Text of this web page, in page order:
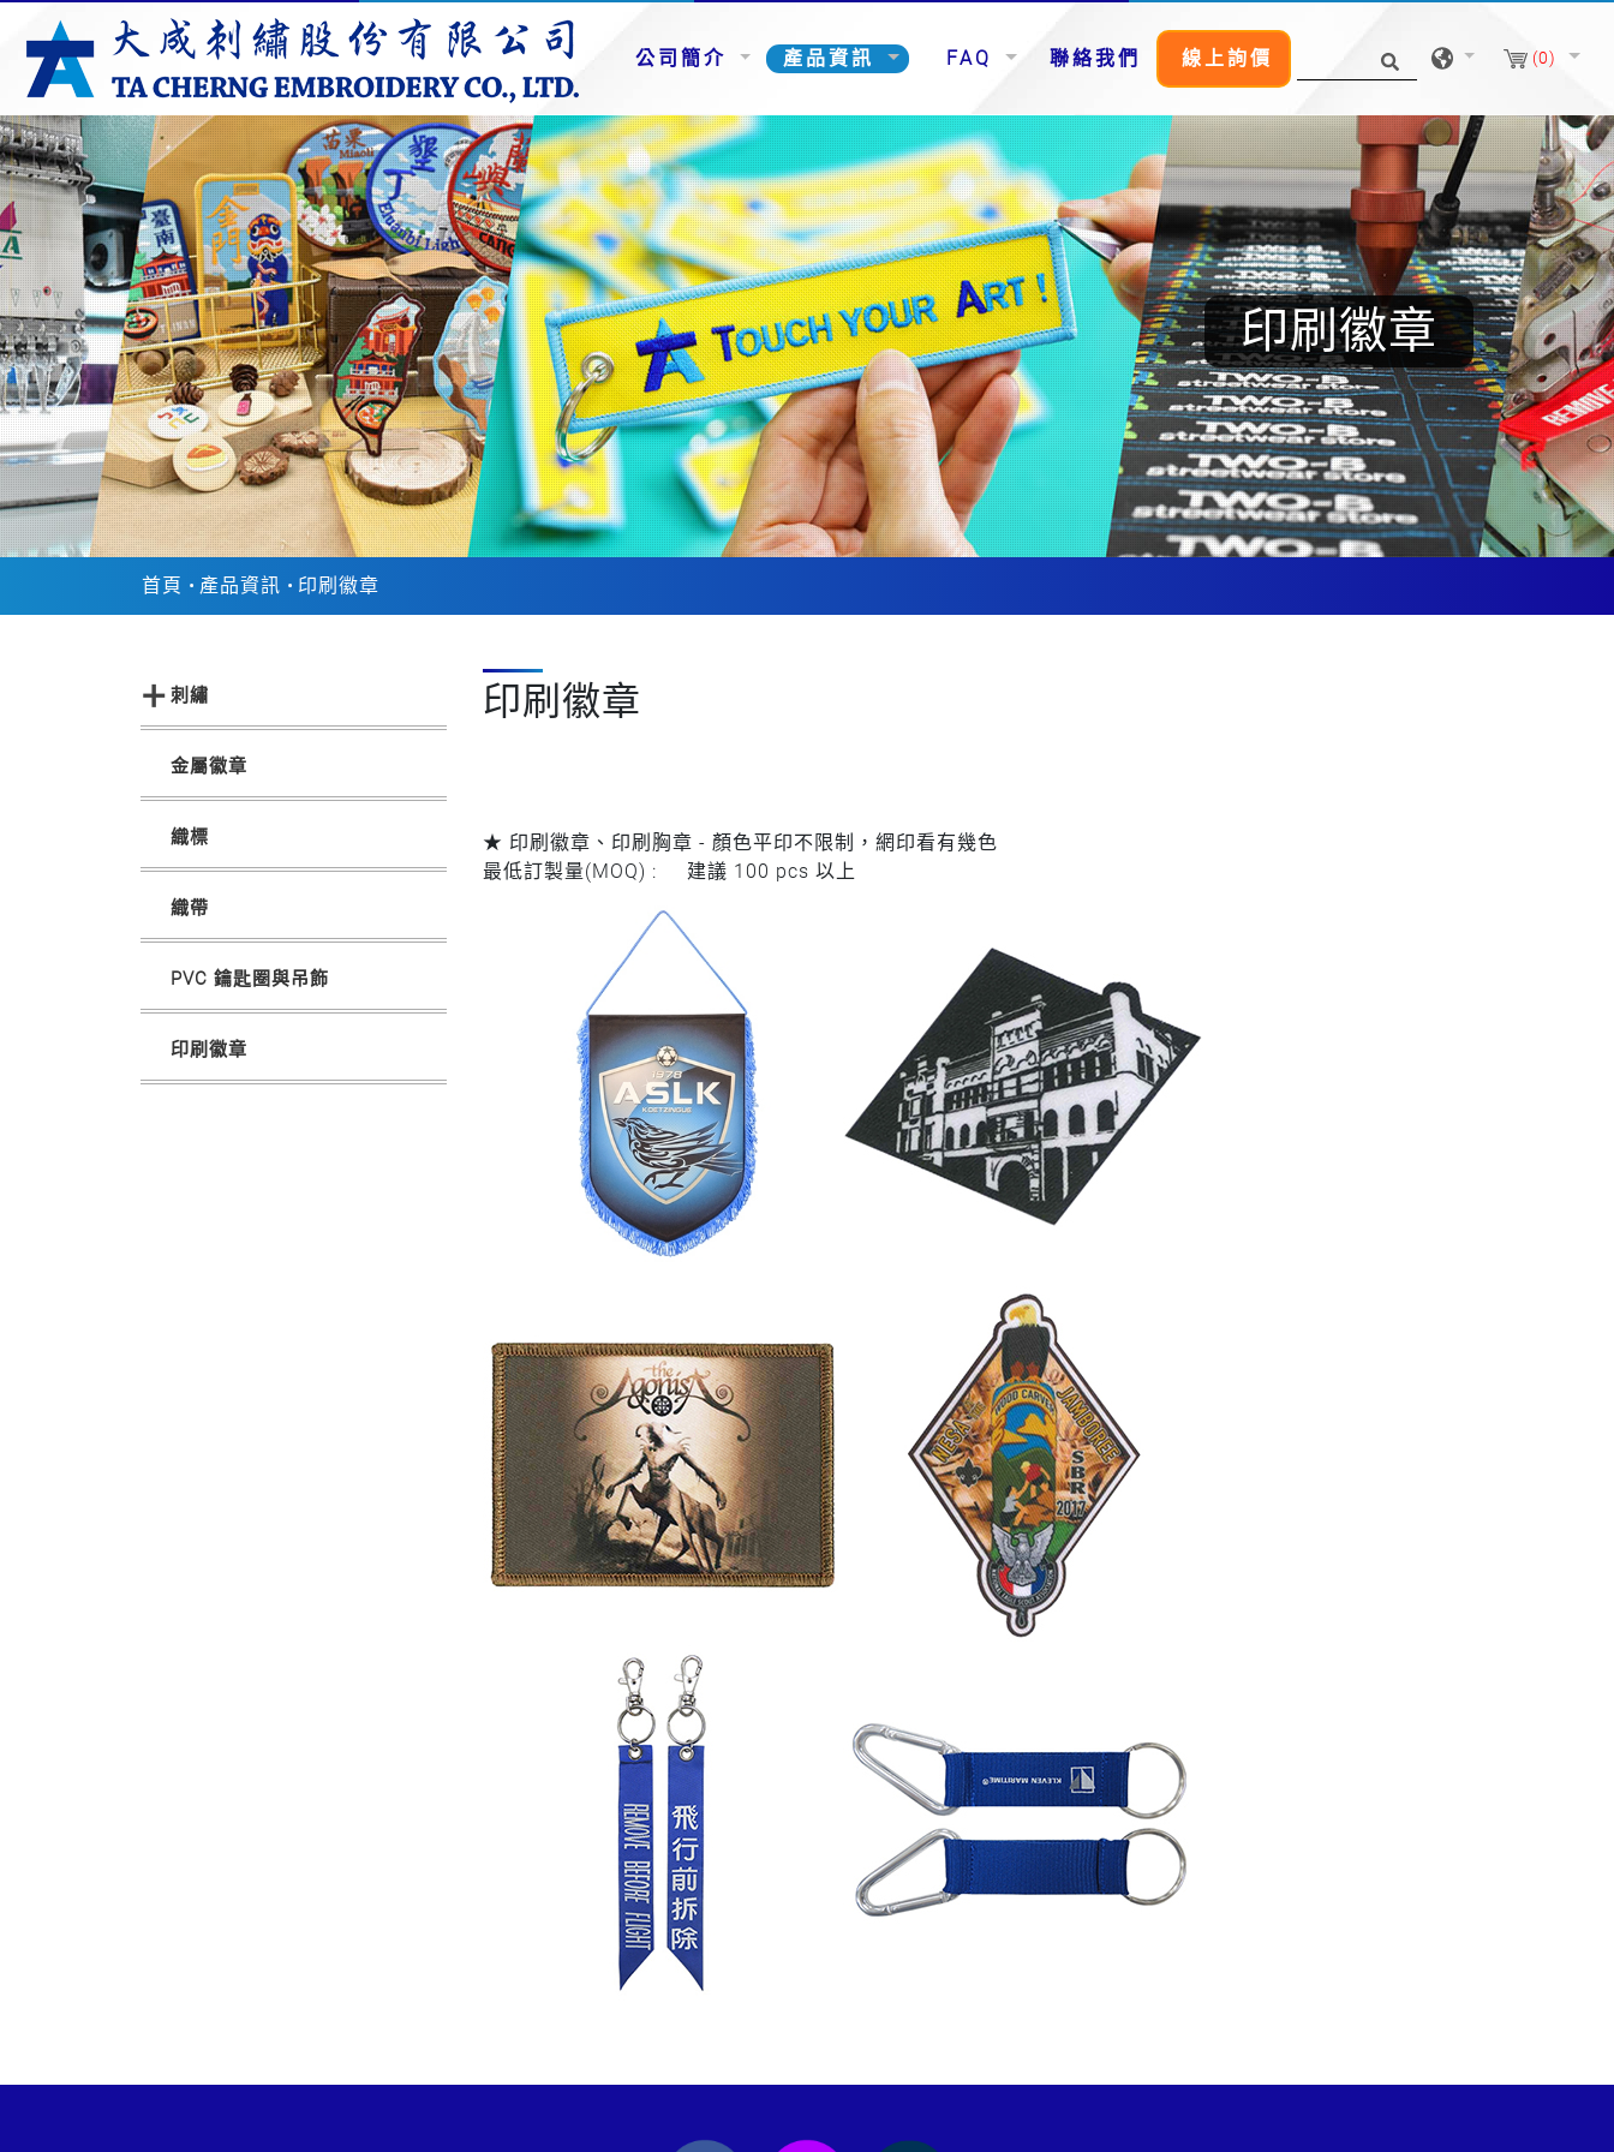
公司簡介 產品資訊 FAQ 聯絡我們 線上詢價 (0)
印刷徽章
首頁 產品資訊 印刷徽章
刺繡
金屬徽章
織標
織帶
PVC 鑰匙圈與吊飾
印刷徽章
印刷徽章
★ 印刷徽章、印刷胸章 - 顏色平印不限制，網印看有幾色
最低訂製量(MOQ) : 建議 100 pcs 以上